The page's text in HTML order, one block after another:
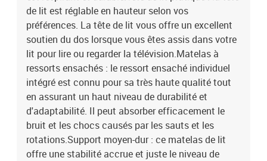
de lit est réglable en hauteur selon vos
préférences. La tête de lit vous offre un excellent
soutien du dos lorsque vous êtes assis dans votre
lit pour lire ou regarder la télévision.Matelas à
ressorts ensachés : le ressort ensaché individuel
intégré est connu pour sa très haute qualité tout
en assurant un haut niveau de durabilité et
d'adaptabilité. Il peut absorber efficacement le
bruit et les chocs causés par les sauts et les
rotations.Support moyen-dur : ce matelas de lit
offre une stabilité accrue et juste le niveau de